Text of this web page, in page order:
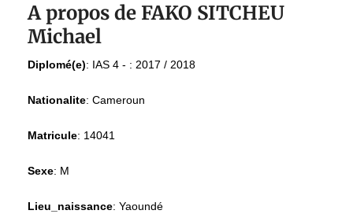
A propos de FAKO SITCHEU
Michael
Diplomé(e): IAS 4 - : 2017 / 2018
Nationalite: Cameroun
Matricule: 14041
Sexe: M
Lieu_naissance: Yaoundé